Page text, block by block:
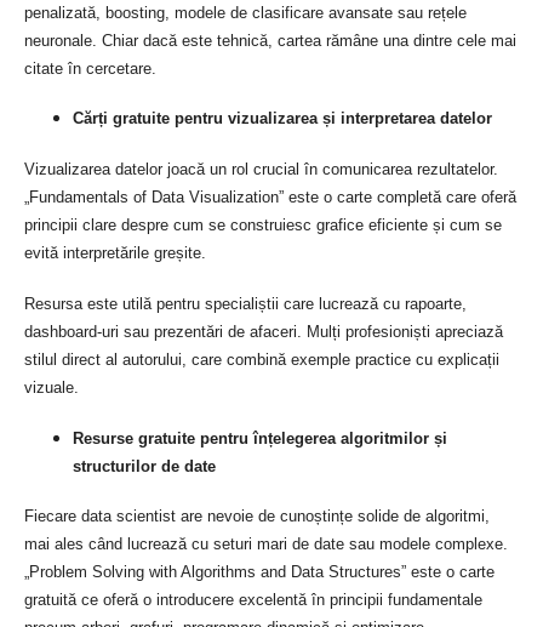
penalizată, boosting, modele de clasificare avansate sau rețele
neuronale. Chiar dacă este tehnică, cartea rămâne una dintre cele mai
citate în cercetare.
Cărți gratuite pentru vizualizarea și interpretarea datelor
Vizualizarea datelor joacă un rol crucial în comunicarea rezultatelor.
„Fundamentals of Data Visualization” este o carte completă care oferă
principii clare despre cum se construiesc grafice eficiente și cum se
evită interpretările greșite.
Resursa este utilă pentru specialiștii care lucrează cu rapoarte,
dashboard-uri sau prezentări de afaceri. Mulți profesioniști apreciază
stilul direct al autorului, care combină exemple practice cu explicații
vizuale.
Resurse gratuite pentru înțelegerea algoritmilor și
structurilor de date
Fiecare data scientist are nevoie de cunoștințe solide de algoritmi,
mai ales când lucrează cu seturi mari de date sau modele complexe.
„Problem Solving with Algorithms and Data Structures” este o carte
gratuită ce oferă o introducere excelentă în principii fundamentale